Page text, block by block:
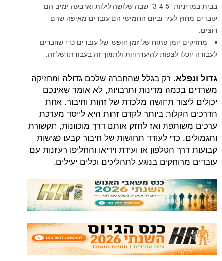
בבית במדיניות "3-4-5" שבה שלושה לילות וארבעה ימים הם
לעיר וביום החמישי הם עובדים מאיפה שהם
יומן פתוח של זמן חופשי של עובדים כדי שחברים
לצפות להיעדרויות ולתמוך זה בעבודתו של זה.
רק בגלל שהחברה שלכם גדולה ומחזיקה
מדינות ותרבויות, לא אומר שאינכם
תחושה מלכדת של זהות וחיבור. אחת
ביותר לקדם זהות היא לייסד מערכת
ואז לחזק אותם דרך מוכוונות, תקשורת
כדי לעודד תחושות של חיבור קבעו פגישות
הטלפון או ועידת וידיאו והחליפו רעיונות עם
בנוגע לתהליכים וכלים יעילים.